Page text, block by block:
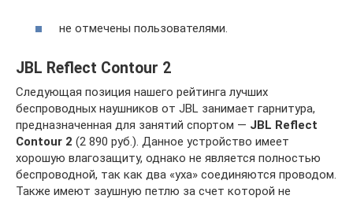
не отмечены пользователями.
JBL Reflect Contour 2
Следующая позиция нашего рейтинга лучших
беспроводных наушников от JBL занимает гарнитура,
предназначенная для занятий спортом — JBL Reflect
Contour 2 (2 890 руб.). Данное устройство имеет
хорошую влагозащиту, однако не является полностью
беспроводной, так как два «уха» соединяются проводом.
Также имеют заушную петлю за счет которой не